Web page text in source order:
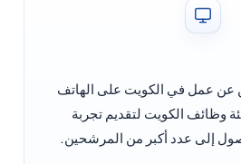
في الكويت على الهاتف
الكويت لتقديم تجربة
عدد أكبر من المرشحين.